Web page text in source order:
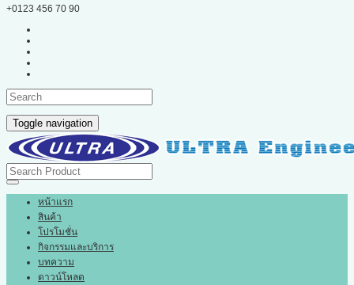
+0123 456 70 90
Toggle navigation
หน้าแรก
สินค้า
โปรโมชั่น
กิจกรรมและบริการ
บทความ
ดาวน์โหลด